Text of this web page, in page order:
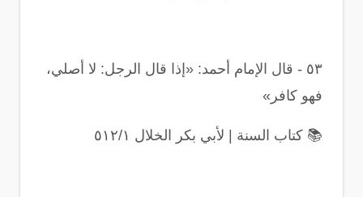
٥٣ - قال الإمام أحمد: «إذا قال الرجل: لا أصلي،
فهو كافر »
📚 كتاب السنة | لأبي بكر الخلال ٥١٢/١